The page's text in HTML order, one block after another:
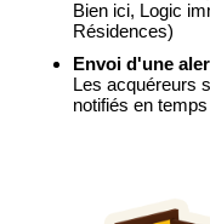
Bien ici, Logic
Résidences)
Envoi d'une
Les acquéreurs
notifiés en